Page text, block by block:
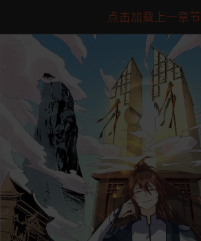
点击加载上一章节